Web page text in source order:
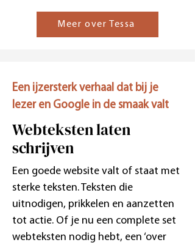
Meer over Tessa
Een ijzersterk verhaal dat bij je
lezer en Google in de smaak valt
Webteksten laten
schrijven
Een goede website valt of staat met
sterke teksten. Teksten die
uitnodigen, prikkelen en aanzetten
tot actie. Of je nu een complete set
webteksten nodig hebt, een ‘over